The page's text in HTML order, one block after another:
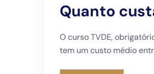
Quanto
O curso TVDE,
tem um custo médio